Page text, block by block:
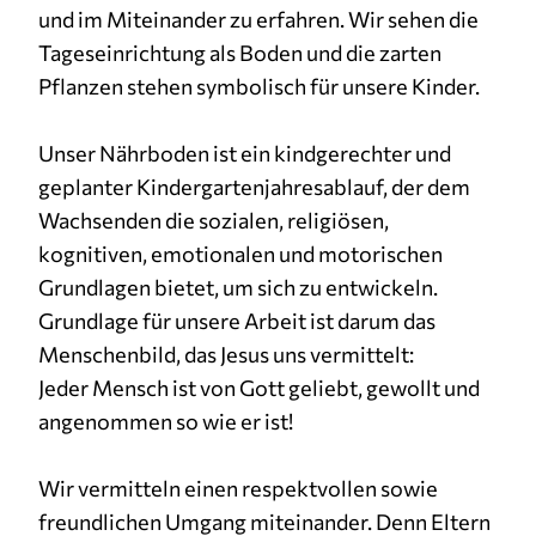
und im Miteinander zu erfahren. Wir sehen die
Tageseinrichtung als Boden und die zarten
Pflanzen stehen symbolisch für unsere Kinder.
Unser Nährboden ist ein kindgerechter und
geplanter Kindergartenjahresablauf, der dem
Wachsenden die sozialen, religiösen,
kognitiven, emotionalen und motorischen
Grundlagen bietet, um sich zu entwickeln.
Grundlage für unsere Arbeit ist darum das
Menschenbild, das Jesus uns vermittelt:
Jeder Mensch ist von Gott geliebt, gewollt und
angenommen so wie er ist!
Wir vermitteln einen respektvollen sowie
freundlichen Umgang miteinander. Denn Eltern
Cookie Laufzeit:
3 Monate